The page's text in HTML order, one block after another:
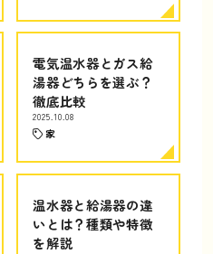
電気温水器とガス給
湯器どちらを選ぶ？
徹底比較
2025.10.08
家
温水器と給湯器の違
いとは？種類や特徴
を解説